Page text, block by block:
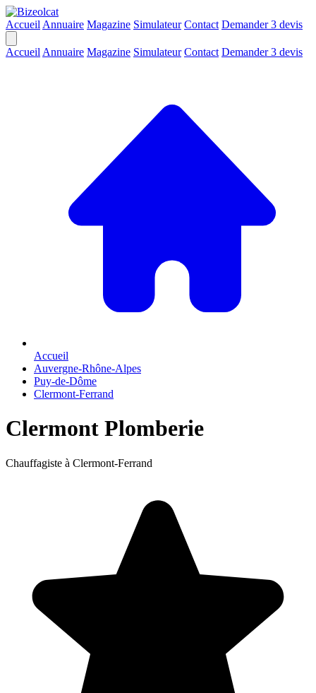
Accueil Annuaire Magazine Simulateur Contact Demander 3 devis
Accueil Annuaire Magazine Simulateur Contact Demander 3 devis
Accueil
Auvergne-Rhône-Alpes
Puy-de-Dôme
Clermont-Ferrand
Clermont Plomberie
Chauffagiste à Clermont-Ferrand